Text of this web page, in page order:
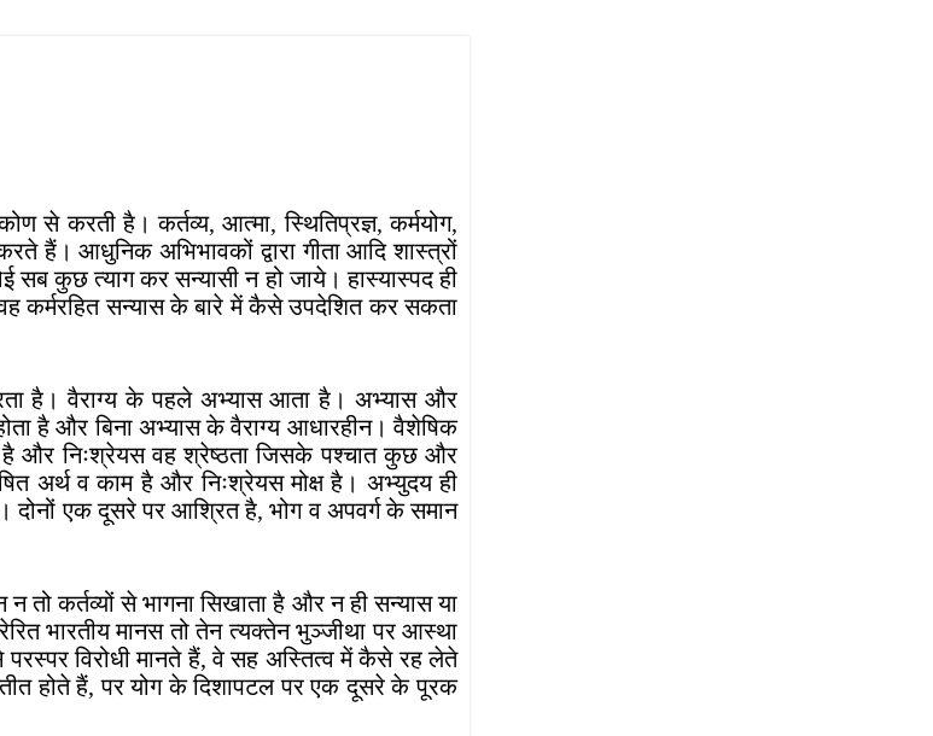
से करती है। कर्तव्य, आत्मा, स्थितिप्रज्ञ, कर्मयोग,
हैं। आधुनिक अभिभावकों द्वारा गीता आदि शास्त्रों
कुछ त्याग कर सन्यासी न हो जाये। हास्यास्पद ही
कर्मरहित सन्यास के बारे में कैसे उपदेशित कर सकता
है। वैराग्य के पहले अभ्यास आता है। अभ्यास और
है और बिना अभ्यास के वैराग्य आधारहीन। वैशेषिक
है और निःश्रेयस वह श्रेष्ठता जिसके पश्चात कुछ और
अर्थ व काम है और निःश्रेयस मोक्ष है। अभ्युदय ही
एक दूसरे पर आश्रित है, भोग व अपवर्ग के समान
तो कर्तव्यों से भागना सिखाता है और न ही सन्यास या
भारतीय मानस तो तेन त्यक्तेन भुञ्जीथा पर आस्था
परस्पर विरोधी मानते हैं, वे सह अस्तित्व में कैसे रह लेते
होते हैं, पर योग के दिशापटल पर एक दूसरे के पूरक